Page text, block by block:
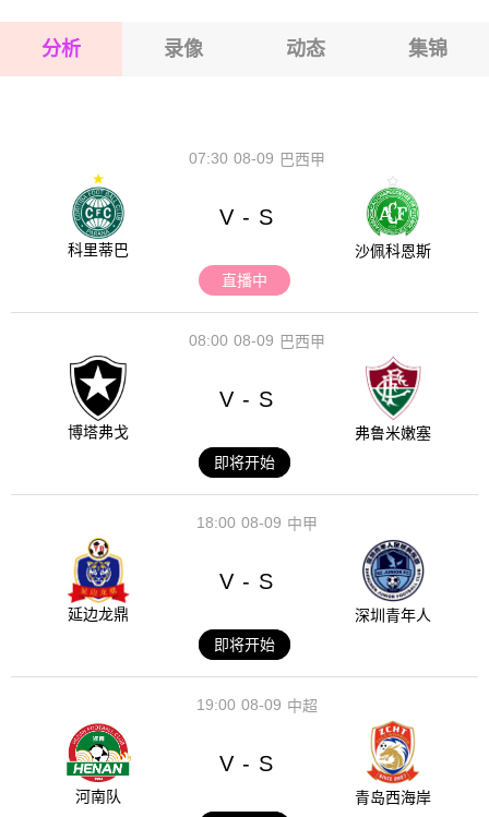
2026-08-17 【澳威超】 FC圣乔治VS萨瑟兰鲨鱼
分析 录像 动态 集锦
08-09
07:30 巴西甲
科里蒂巴
V - S
沙佩科恩斯
直播中
08-09
08:00 巴西甲
博塔弗戈
V - S
弗鲁米嫩塞
即将开始
08-09
18:00 中甲
延边龙鼎
V - S
深圳青年人
即将开始
08-09
19:00 中超
河南队
V - S
青岛西海岸